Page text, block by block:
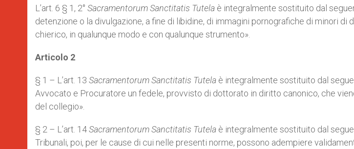
L’art. 6 § 1, 2° Sacramentorum Sanctitatis Tutela è integralmente sostituito dal
detenzione o la divulgazione, a fine di libidine, di immagini pornografiche di minori di
chierico, in qualunque modo e con qualunque strumento».
Articolo 2
§ 1 – L’art. 13 Sacramentorum Sanctitatis Tutela è integralmente sostituito dal
Avvocato e Procuratore un fedele, provvisto di dottorato in diritto canonico, che
del collegio».
§ 2 – L’art. 14Sacramentorum Sanctitatis Tutela è integralmente sostituito dal
Tribunali, poi, per le cause di cui nelle presenti norme, possono adempiere